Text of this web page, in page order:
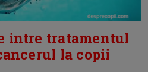
intre tratamentul
la copii